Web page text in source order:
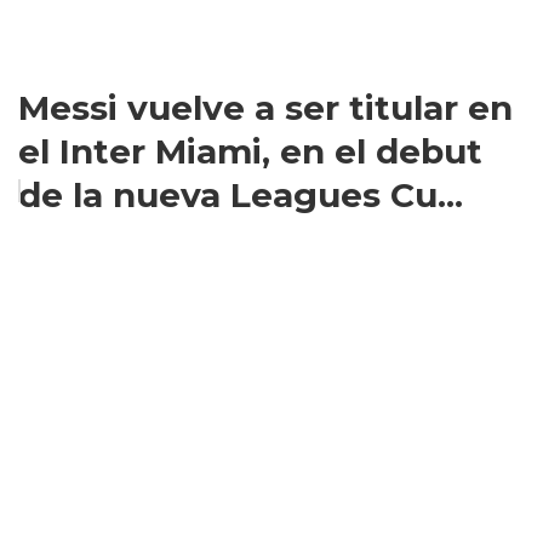
Messi vuelve a ser titular en
el Inter Miami, en el debut
de la nueva Leagues Cu...